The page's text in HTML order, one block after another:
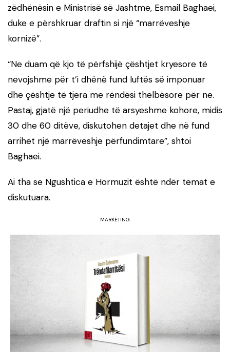
zëdhënësin e Ministrisë së Jashtme, Esmail Baghaei,
duke e përshkruar draftin si një “marrëveshje
kornizë”.
“Ne duam që kjo të përfshijë çështjet kryesore të
nevojshme për t’i dhënë fund luftës së imponuar
dhe çështje të tjera me rëndësi thelbësore për ne.
Pastaj, gjatë një periudhe të arsyeshme kohore, midis
30 dhe 60 ditëve, diskutohen detajet dhe në fund
arrihet një marrëveshje përfundimtare”, shtoi
Baghaei.
Ai tha se Ngushtica e Hormuzit është ndër temat e
diskutuara.
MARKETING